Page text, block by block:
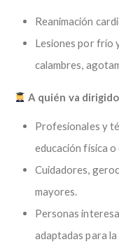
Reanimación
Lesiones por frío
calambres,
A quién va dirigido
Profesionales y
educación física
Cuidadores,
mayores.
Personas
adaptadas para